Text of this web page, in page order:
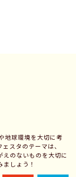
地球環境を大切に考
スタのテーマは、
えのないものを大切に
しょう！